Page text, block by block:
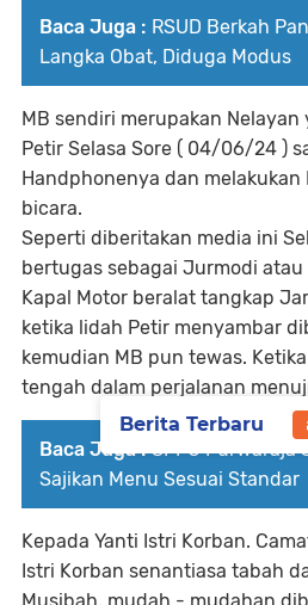
Baca Juga : RSUD Berkah
Langka Obat, Diduga Modus
MB sendiri merupakan
Petir Selasa Sore ( 04/06/24 )
Handphonenya dan
bicara.
Seperti diberitakan media ini
bertugas sebagai Jurmodi
Kapal Motor beralat tangkap
ketika lidah Petir menyambar
kemudian MB pun tewas.
tengah dalam perjalanan
Baca Juga : SPPG Purwaraja
Sajikan Menu Sesuai Standar
Kepada Yanti Istri Korban.
Istri Korban senantiasa tabah
Berita Terbaru